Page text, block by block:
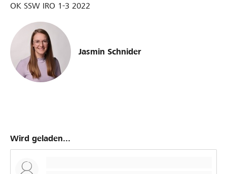
OK SSW IRO 1-3 2022
Jasmin Schnider
Wird geladen...